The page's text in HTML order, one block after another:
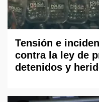
Tensión e
contra la ley de
detenidos y